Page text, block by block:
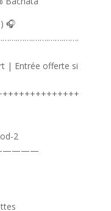
🎧
| Entrée offerte si
2